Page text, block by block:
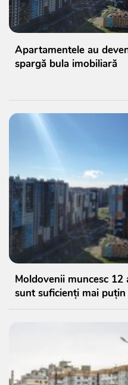
Apartamentele au
spargă bula imobiliară
Moldovenii muncesc
sunt suficienți mai puțin